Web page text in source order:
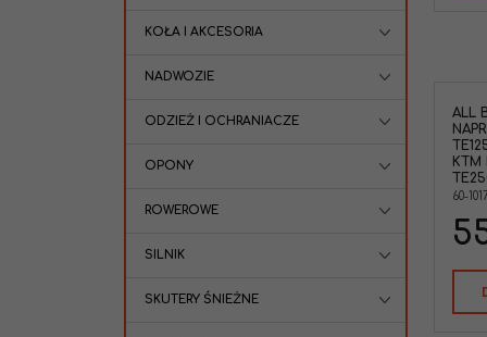
All Balls 60-1017 Zestaw naprawczy
EXC125/200/250/450/525/530 03-20
ALL
KTM
60-1017
KOŁA I AKCESORIA
NADWOZIE
ODZIEŻ I OCHRANIACZE
OPONY
ROWEROWE
SILNIK
SKUTERY ŚNIEŻNE